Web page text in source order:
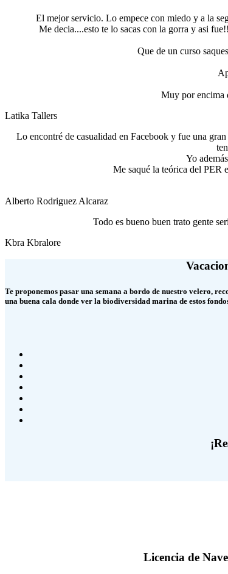
El mejor servicio. Lo empece con miedo y a la
Me decia....esto te lo sacas con la gorra y asi
Que de un curso
Muy por encima
Latika Tallers
Lo encontré de casualidad en Facebook y fue una
Yo
Me saqué la teórica del PER
Alberto Rodriguez Alcaraz
Todo es bueno buen trato gente
Kbra Kbralore
Te proponemos pasar una semana a bordo de nuestro velero,
una buena cala donde ver la biodiversidad marina de estos
Licencia de